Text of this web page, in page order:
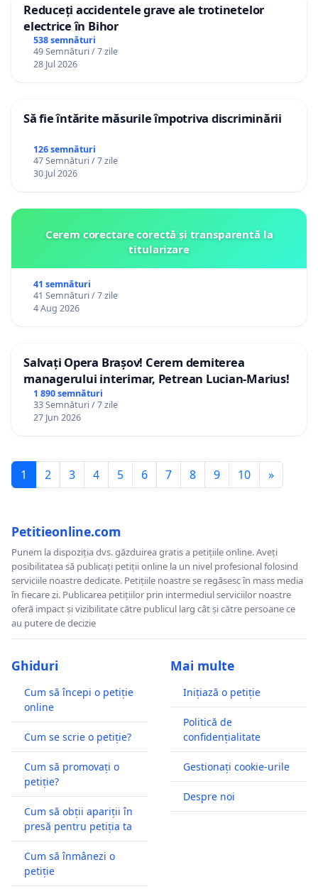
Reduceți accidentele grave ale trotinetelor
electrice în Bihor
538 semnături
49 Semnături / 7 zile
28 Jul 2026
Să fie întărite măsurile împotriva discriminării
126 semnături
47 Semnături / 7 zile
30 Jul 2026
Cerem corectare corectă și transparentă la
titularizare
41 semnături
41 Semnături / 7 zile
4 Aug 2026
Salvați Opera Brașov! Cerem demiterea
managerului interimar, Petrean Lucian-Marius!
1 890 semnături
33 Semnături / 7 zile
27 Jun 2026
1 2 3 4 5 6 7 8 9 10 »
Petitieonline.com
Punem la dispoziția dvs. găzduirea gratis a petițiile online. Aveți
posibilitatea să publicați petiții online la un nivel profesional folosind
serviciile noastre dedicate. Petițiile noastre se regăsesc în mass media
în fiecare zi. Publicarea petițiilor prin intermediul serviciilor noastre
oferă impact și vizibilitate către publicul larg cât și către persoane ce
au putere de decizie
Ghiduri
Cum să începi o petiție
online
Cum se scrie o petiție?
Cum să promovați o
petiție?
Cum să obții apariții în
presă pentru petiția ta
Cum să înmânezi o
petiție
Mai multe
Inițiază o petiție
Politică de
confidențialitate
Gestionați cookie-urile
Despre noi